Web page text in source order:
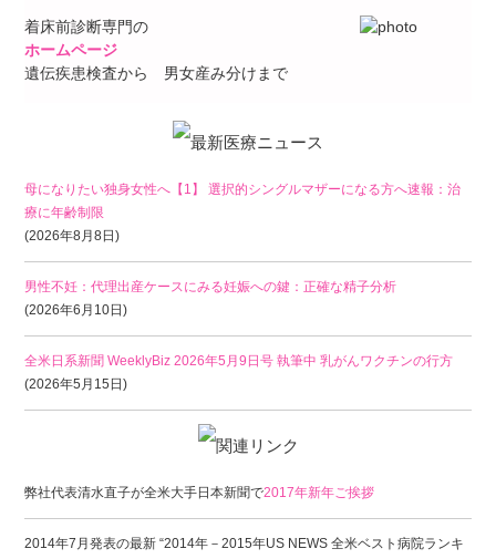
着床前診断専門の
ホームページ
遺伝疾患検査から 男女産み分けまで
母になりたい独身女性へ【1】 選択的シングルマザーになる方へ速報：治
療に年齢制限
(2026年8月8日)
男性不妊：代理出産ケースにみる妊娠への鍵：正確な精子分析
(2026年6月10日)
全米日系新聞 WeeklyBiz 2026年5月9日号 執筆中 乳がんワクチンの行方
(2026年5月15日)
弊社代表清水直子が全米大手日本新聞で2017年新年ご挨拶
2014年7月発表の最新 “2014年－2015年US NEWS 全米ベスト病院ランキ